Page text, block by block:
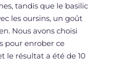
tandis que le basilic
les oursins, un goût
Nous avons choisi
pour enrober ce
le résultat a été de 10